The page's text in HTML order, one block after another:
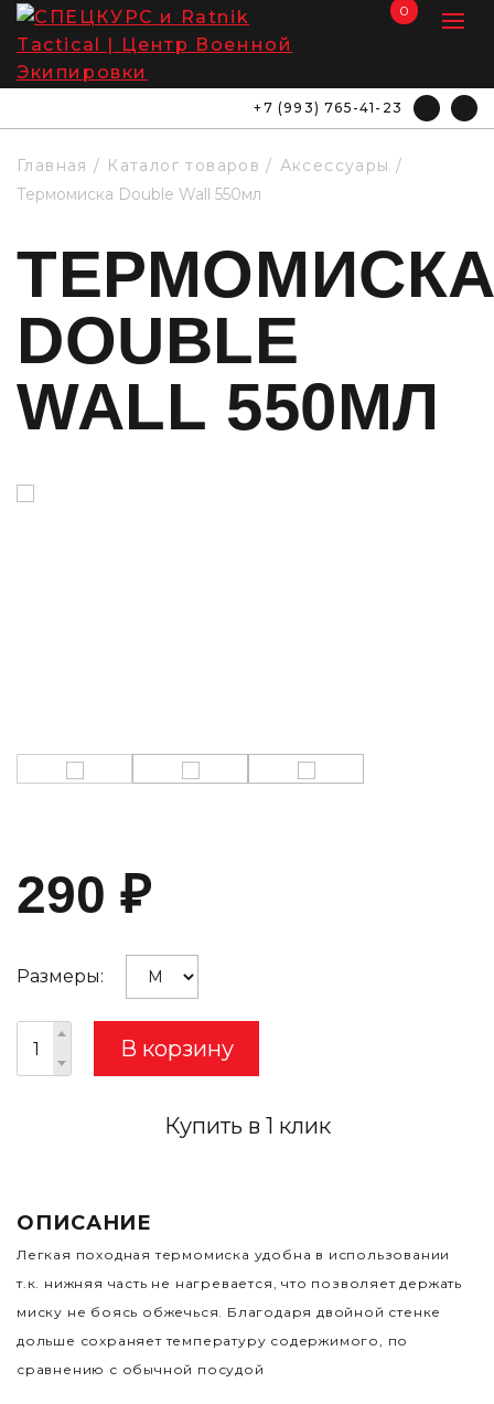
+7 (993) 765-41-23
0
Главная Каталог товаров
Аксессуары
Термомиска Double Wall 550мл
DOUBLE
WALL 550МЛ
290 ₽
Размеры:
В корзину
Купить в 1 клик
ОПИСАНИЕ
Легкая походная термомиска удобна в использовании
т.к. нижняя часть не нагревается, что позволяет держать
миску не боясь обжечься. Благодаря двойной стенке
дольше сохраняет температуру содержимого, по
сравнению с обычной посудой